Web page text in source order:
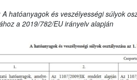
A hatóanyagok és veszélyességi súlyok
a 2019/782/EU irányelv alapján